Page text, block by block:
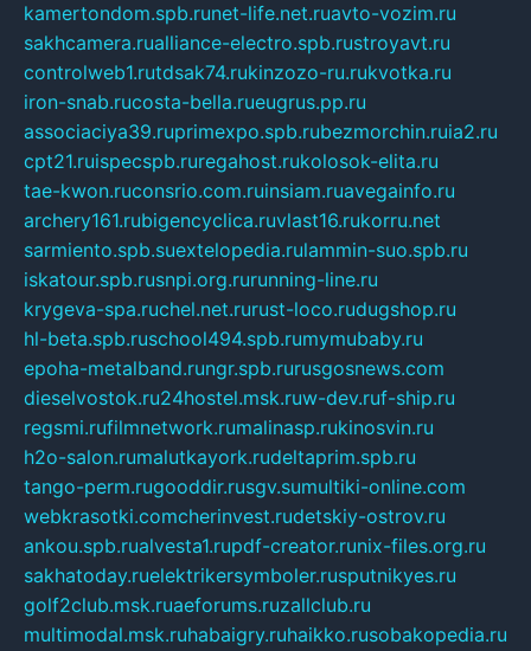
kamertondom.spb.runet-life.net.ruavto-vozim.ru
sakhcamera.rualliance-electro.spb.rustroyavt.ru
controlweb1.rutdsak74.rukinzozo-ru.rukvotka.ru
iron-snab.rucosta-bella.rueugrus.pp.ru
associaciya39.ruprimexpo.spb.rubezmorchin.ruia2.ru
cpt21.ruispecspb.ruregahost.rukolosok-elita.ru
tae-kwon.ruconsrio.com.ruinsiam.ruavegainfo.ru
archery161.rubigencyclica.ruvlast16.rukorru.net
sarmiento.spb.suextelopedia.rulammin-suo.spb.ru
iskatour.spb.rusnpi.org.rurunning-line.ru
krygeva-spa.ruchel.net.rurust-loco.rudugshop.ru
hl-beta.spb.ruschool494.spb.rumymubaby.ru
epoha-metalband.rungr.spb.rurusgosnews.com
dieselvostok.ru24hostel.msk.ruw-dev.ruf-ship.ru
regsmi.rufilmnetwork.rumalinasp.rukinosvin.ru
h2o-salon.rumalutkayork.rudeltaprim.spb.ru
tango-perm.rugooddir.rusgv.sumultiki-online.com
webkrasotki.comcherinvest.rudetskiy-ostrov.ru
ankou.spb.rualvesta1.rupdf-creator.runix-files.org.ru
sakhatoday.ruelektrikersymboler.rusputnikyes.ru
golf2club.msk.ruaeforums.ruzallclub.ru
multimodal.msk.ruhabaigry.ruhaikko.rusobakopedia.ru